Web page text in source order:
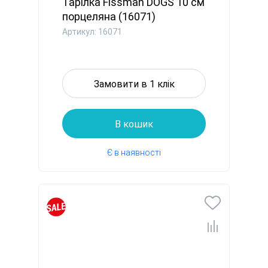
порцеляна (16071)
Артикул: 16071
Замовити в 1 клік
В кошик
Є в наявності